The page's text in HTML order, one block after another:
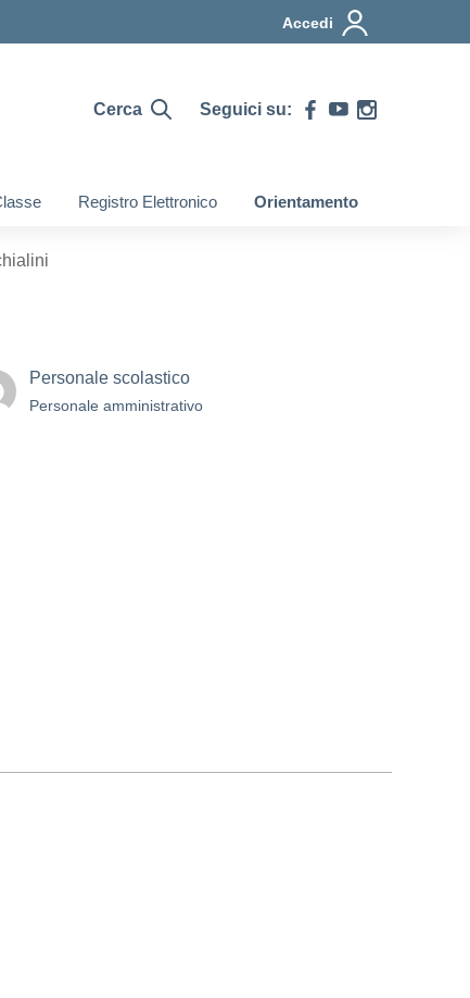
Accedi
Cerca Seguici su:
Registro Elettronico Orientamento
Personale scolastico
Personale amministrativo